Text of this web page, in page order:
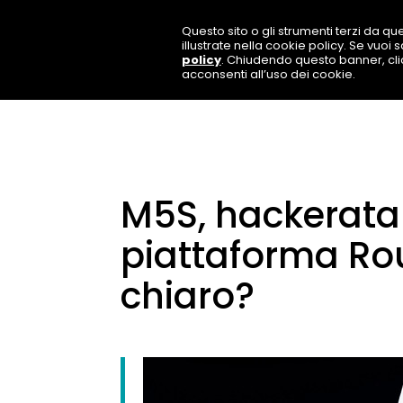
M5S,
piattaforma
chiaro?
Questo sito o gli strumenti terzi da
illustrate nella cookie policy. Se vuoi
policy. Chiudendo questo banner,
acconsenti all’uso dei cookie.